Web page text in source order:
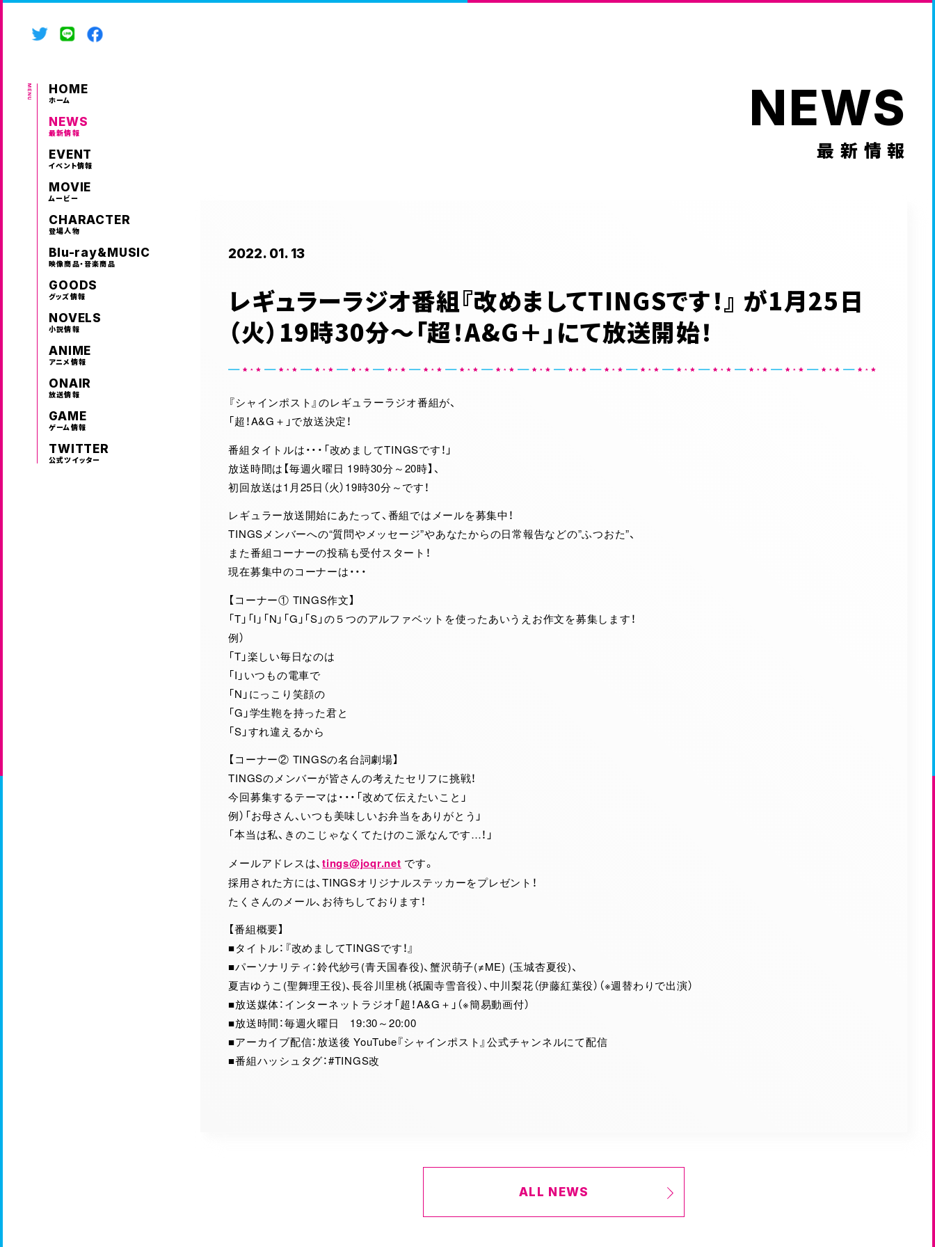
HOME
ホーム
NEWS
最新情報
EVENT
イベント情報
MOVIE
ムービー
CHARACTER
登場人物
Blu-ray&MUSIC
映像商品・音楽商品
GOODS
グッズ情報
NOVELS
小説情報
ANIME
アニメ情報
ONAIR
放送情報
GAME
ゲーム情報
TWITTER
公式ツイッター
NEWS
最新情報
2022. 01. 13
レギュラーラジオ番組『改めましてTINGSです！』 が1月25日
（火）19時30分～「超！A&G＋」にて放送開始！
『シャインポスト』のレギュラーラジオ番組が、
「超！A&G＋」で放送決定！
番組タイトルは・・・「改めましてTINGSです！」
放送時間は【毎週火曜日 19時30分～20時】、
初回放送は1月25日（火）19時30分～です！
レギュラー放送開始にあたって、番組ではメールを募集中！
TINGSメンバーへの“質問やメッセージ”やあなたからの日常報告などの”ふつおた”、
また番組コーナーの投稿も受付スタート！
現在募集中のコーナーは・・・
【コーナー① TINGS作文】
「T」「I」「N」「G」「S」の５つのアルファベットを使ったあいうえお作文を募集します！
例）
「T」楽しい毎日なのは
「I」いつもの電車で
「N」にっこり笑顔の
「G」学生鞄を持った君と
「S」すれ違えるから
【コーナー② TINGSの名台詞劇場】
TINGSのメンバーが皆さんの考えたセリフに挑戦！
今回募集するテーマは・・・「改めて伝えたいこと」
例）「お母さん、いつも美味しいお弁当をありがとう」
「本当は私、きのこじゃなくてたけのこ派なんです…！」
メールアドレスは、tings@joqr.net です。
採用された方には、TINGSオリジナルステッカーをプレゼント！
たくさんのメール、お待ちしております！
【番組概要】
■タイトル：『改めましてTINGSです！』
■パーソナリティ：鈴代紗弓(青天国春役)、蟹沢萌子(≠ME) (玉城杏夏役)、
夏吉ゆうこ(聖舞理王役)、長谷川里桃（祇園寺雪音役）、中川梨花（伊藤紅葉役）（※週替わりで出演）
■放送媒体：インターネットラジオ「超！A&G＋」（※簡易動画付）
■放送時間：毎週火曜日 19:30～20:00
■アーカイブ配信：放送後 YouTube『シャインポスト』公式チャンネルにて配信
■番組ハッシュタグ：#TINGS改
ALL NEWS